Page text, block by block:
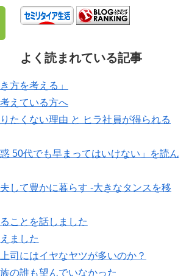
よく読まれている記事
方を考える」
えている方へ
たくない理由 と ヒラ社員が得られる
50代でも早まってはいけない」を読ん
して豊かに暮らす -大きなタンスを移
ことを話しました
ました
司にはイヤなヤツが多いのか？
の誰も望んでいなかった